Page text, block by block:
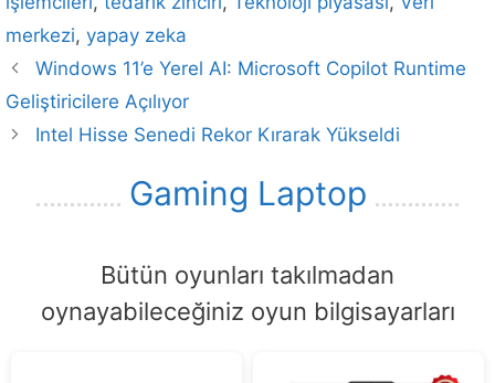
merkezi, yapay zeka
Windows 11’e Yerel AI: Microsoft Copilot Runtime
Geliştiricilere Açılıyor
Intel Hisse Senedi Rekor Kırarak Yükseldi
Gaming Laptop
Bütün oyunları takılmadan
oynayabileceğiniz oyun bilgisayarları